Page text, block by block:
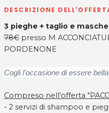
DESCRIZIONE
3 pieghe + taglio e
78€ presso M
PORDENONE
Cogli l'occasione di essere
Compreso nell'offerta
- 2 servizi di shampoo e